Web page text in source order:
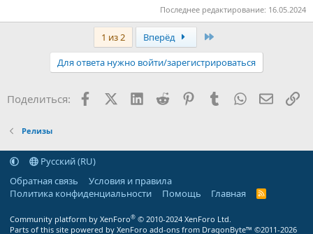
Последнее редактирование: 16.05.2024
1 из 2 Вперёд
Для ответа нужно войти/зарегистрироваться
Поделиться: FacebookX (Twitter)
LinkedIn
Reddit PinterestTumblr WhatsApp
Релизы
Русский (RU)
Обратная связь
Условия и правила
Политика конфиденциальности
Помощь Главная
R
Community platform by XenForo® © 2010-2024 XenForo Ltd.
Parts of this site powered by XenForo add-ons from DragonByte™ ©2011-2026